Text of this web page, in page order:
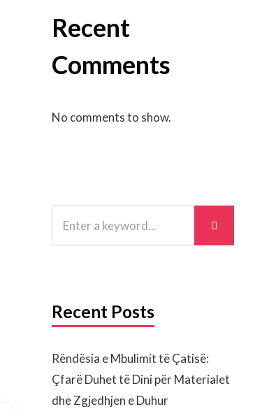
Recent
Comments
No comments to show.
Recent Posts
Rëndësia e Mbulimit të Çatisë:
Çfarë Duhet të Dini për Materialet
dhe Zgjedhjen e Duhur